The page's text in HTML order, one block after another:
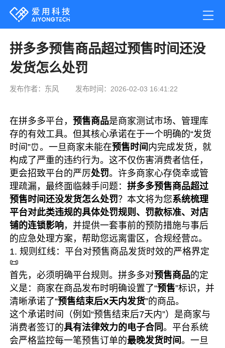
拼多多预售商品超过预售时间还没
发货怎么处罚
发布作者：东风 发布时间：2026-02-03 16:41:22
在拼多多平台，预售商品是商家测试市场、管理库
存的有效工具。但其核心承诺在于一个明确的“发货
时间”⏰。一旦商家未能在预售时间 内完成发货，就
构成了严重的违约行为。这不仅伤害消费者信任，
更会招致平台的严厉处罚。许多商家心存侥幸或管
理疏漏，最终面临棘手问题：拼多多预售商品超过
预售时间还没发货怎么处罚？本文将为您系统梳理
平台对此类违规的具体处罚规则、罚款标准、对店
铺的连锁影响 ，并提供一套事前的预防措施与事后
的应急处理方案，帮助您远离雷区，合规经营⚖️。
1. 规则红线：平台对预售商品发货时效的严格界定
📜
首先，必须明确平台规则。拼多多对预售商品的定
义是：商家在商品发布时明确设置了“预售”标识，并
清晰承诺了“预售结束后X天内发货”的商品。
这个承诺时间（例如“预售结束后7天内”）是商家与
消费者签订的具有法律效力的电子合同。平台系统
会严格监控每一笔预售订单的最晚发货时间。一旦